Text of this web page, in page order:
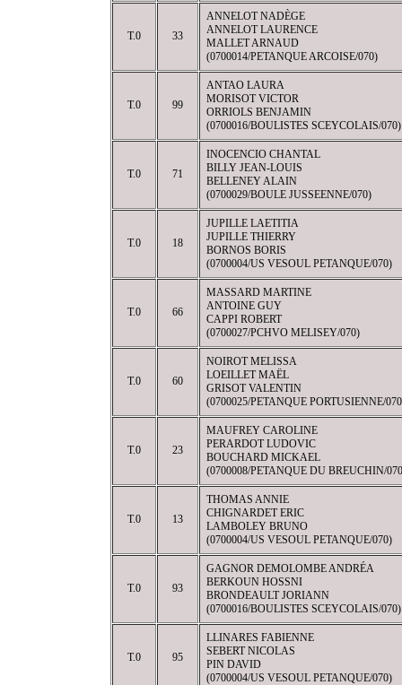
T.0 33
ANNELOT NADÈGE
ANNELOT LAURENCE
MALLET ARNAUD
(0700014/PETANQUE ARCOISE/070)
T.0 99
ANTAO LAURA
MORISOT VICTOR
ORRIOLS BENJAMIN
(0700016/BOULISTES SCEYCOLAIS/070)
T.0 71
INOCENCIO CHANTAL
BILLY JEAN-LOUIS
BELLENEY ALAIN
(0700029/BOULE JUSSEENNE/070)
T.0 18
JUPILLE LAETITIA
JUPILLE THIERRY
BORNOS BORIS
(0700004/US VESOUL PETANQUE/070)
T.0 66
MASSARD MARTINE
ANTOINE GUY
CAPPI ROBERT
(0700027/PCHVO MELISEY/070)
T.0 60
NOIROT MELISSA
LOEILLET MAËL
GRISOT VALENTIN
(0700025/PETANQUE PORTUSIENNE/
T.0 23
MAUFREY CAROLINE
PERARDOT LUDOVIC
BOUCHARD MICKAEL
(0700008/PETANQUE DU BREUCHIN/
T.0 13
THOMAS ANNIE
CHIGNARDET ERIC
LAMBOLEY BRUNO
(0700004/US VESOUL PETANQUE/070)
T.0 93
GAGNOR DEMOLOMBE ANDRÉA
BERKOUN HOSSNI
BRONDEAULT JORIANN
(0700016/BOULISTES SCEYCOLAIS/070)
T.0 95
LLINARES FABIENNE
SEBERT NICOLAS
PIN DAVID
(0700004/US VESOUL PETANQUE/070)